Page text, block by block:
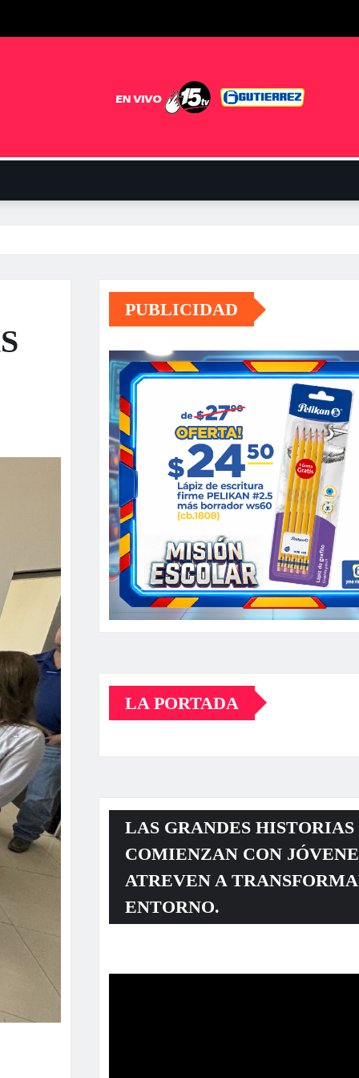
PUBLICIDAD
LA PORTADA
LAS GRANDES HISTORIAS
COMIENZAN CON
ATREVEN A
ENTORNO.